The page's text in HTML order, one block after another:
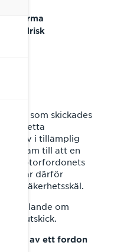
på varma
brandrisk
som skickades
nu detta
krav i tillämplig
fram till att en
rör motorfordonets
och har därför
av säkerhetsskäl.
om
utskick.
ägare av ett fordon